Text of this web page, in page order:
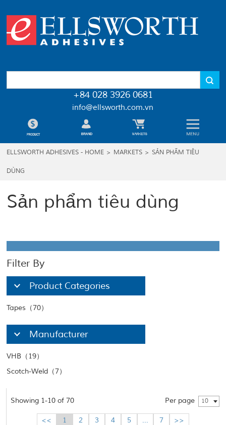
+84 028 3926 0681
info@ellsworth.com.vn
ELLSWORTH ADHESIVES - HOME > MARKETS > SẢN PHẨM TIÊU
DÙNG
Sản phẩm tiêu dùng
Filter By
Product Categories
Tapes（70）
Manufacturer
VHB（19）
Scotch-Weld（7）
Showing 1-10 of 70 Per page 10
<< 1 2 3 4 5 ... 7 >>